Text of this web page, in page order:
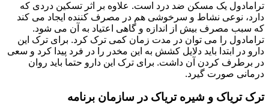
ترامادول یک مسکن ضد درد است. علاوه بر اثر تسکین دردی که
دارد، نوعی نشاط و سرخوشی هم در مصرف کننده ایجاد می کند
که سبب مصرف بیش از اندازه و گاهی اعتیاد به آن می شود.
ترامادول را می توان در مدت زمان کمی ترک کرد. برای ترک این
دارو در ابتدا باید دلایل کشش به این مخدر را در فرد پیدا کرد و سعی
در برطرف کردن آن داشت. برای ترک این دارو حتما باید روان
درمانی صورت گیرد.
ترک تریاک و شیره تریاک در سازمان برنامه